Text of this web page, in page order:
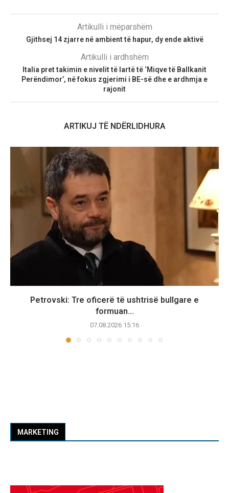
Artikulli i mëparshëm
Gjithsej 14 zjarre në ambient të hapur, dy ende aktivë
Artikulli i ardhshëm
Italia pret takimin e nivelit të lartë të ‘Miqve të Ballkanit
Perëndimor’, në fokus zgjerimi i BE-së dhe e ardhmja e
rajonit
ARTIKUJ TË NDËRLIDHURA
Petrovski: Tre oficerë të ushtrisë bullgare e
formuan...
07.08.2026 15:16
MARKETING